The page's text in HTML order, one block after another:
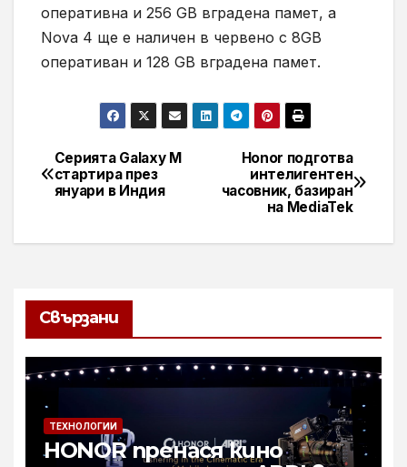
оперативна и 256 GB вградена памет, а
Nova 4 ще е наличен в червено с 8GB
оперативан и 128 GB вградена памет.
Навигация
Honor подготва
интелигентен
часовник, базиран
на MediaTek
Серията Galaxy M
стартира през
януари в Индия
Свързани
ТЕХНОЛОГИИ
HONOR пренася кино